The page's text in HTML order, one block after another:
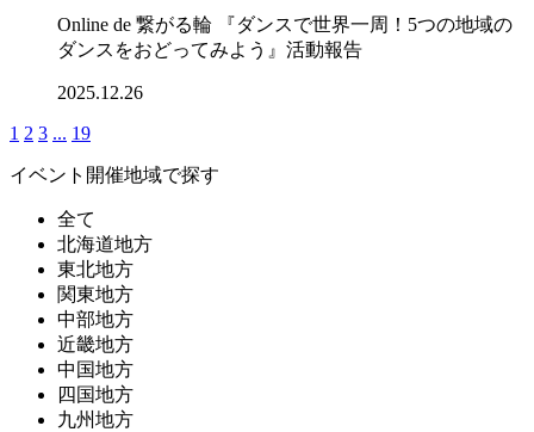
Online de 繋がる輪 『ダンスで世界一周！5つの地域の
ダンスをおどってみよう』活動報告
2025.12.26
1 2 3 ... 19
イベント開催地域で探す
全て
北海道地方
東北地方
関東地方
中部地方
近畿地方
中国地方
四国地方
九州地方